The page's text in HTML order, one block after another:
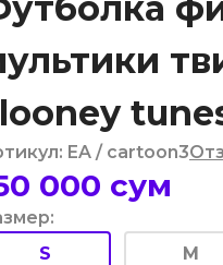
: EA / cartoon3
000 сум
:
S
M